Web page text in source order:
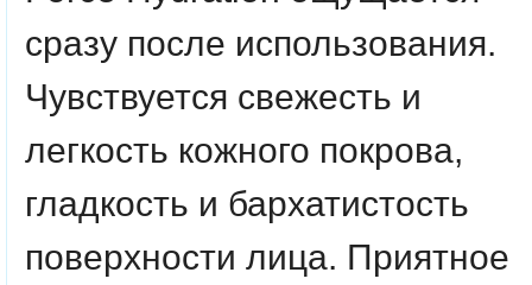
сразу после использования.
Чувствуется свежесть и
легкость кожного покрова,
гладкость и бархатистость
поверхности лица. Приятное